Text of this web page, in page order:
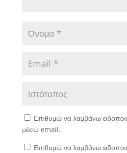
Επιθυμώ να λαμβάνω
μέσω email.
Επιθυμώ να λαμβάνω